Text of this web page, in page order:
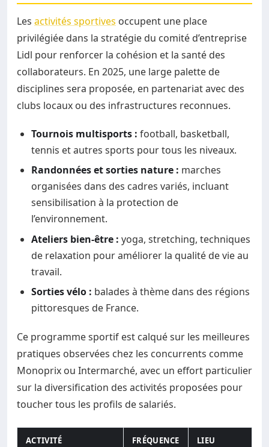
Les activités sportives occupent une place
privilégiée dans la stratégie du comité d’entreprise
Lidl pour renforcer la cohésion et la santé des
collaborateurs. En 2025, une large palette de
disciplines sera proposée, en partenariat avec des
clubs locaux ou des infrastructures reconnues.
Tournois multisports : football, basketball,
tennis et autres sports pour tous les niveaux.
Randonnées et sorties nature : marches
organisées dans des cadres variés, incluant
sensibilisation à la protection de
l’environnement.
Ateliers bien-être : yoga, stretching, techniques
de relaxation pour améliorer la qualité de vie au
travail.
Sorties vélo : balades à thème dans des régions
pittoresques de France.
Ce programme sportif est calqué sur les meilleures
pratiques observées chez les concurrents comme
Monoprix ou Intermarché, avec un effort particulier
sur la diversification des activités proposées pour
toucher tous les profils de salariés.
ACTIVITÉ FRÉQUENCE LIEU